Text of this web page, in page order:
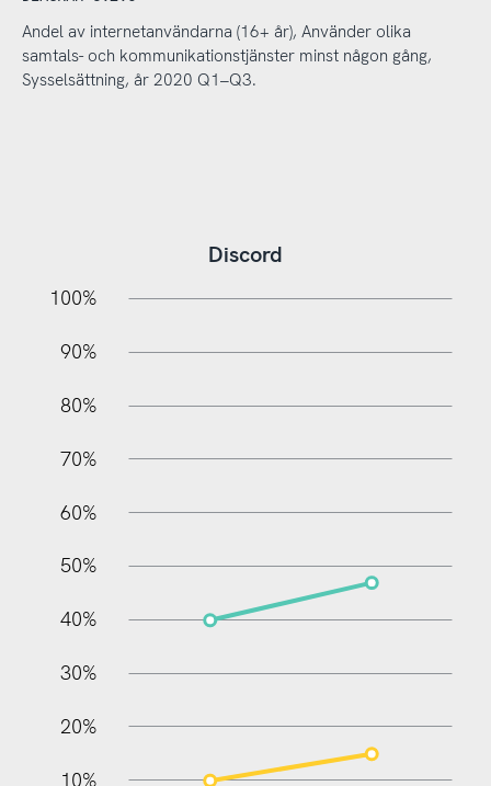
Andel av internetanvändarna (16+ år), Använder olika
samtals- och kommunikationstjänster minst någon gång,
Sysselsättning, år 2020 Q1–Q3.
Discord
10%
100%
90%
80%
70%
60%
50%
40%
30%
20%
10%